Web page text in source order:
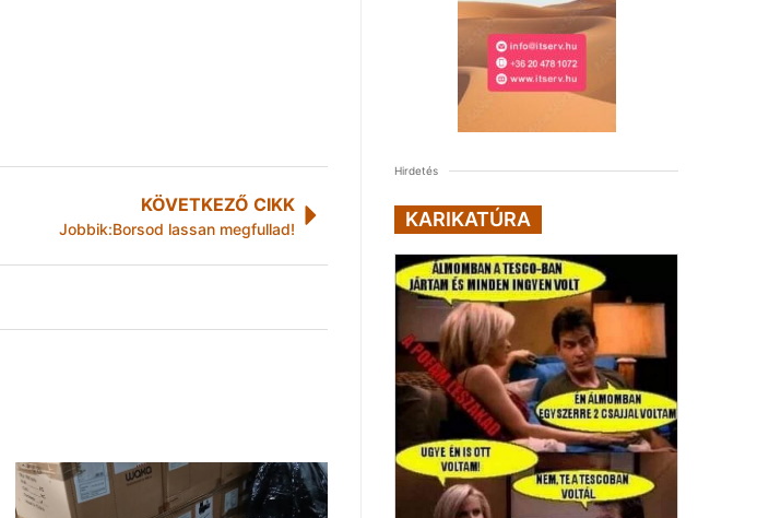
KÖVETKEZŐ CIKK
Jobbik:Borsod lassan megfullad!
Hirdetés
KARIKATÚRA